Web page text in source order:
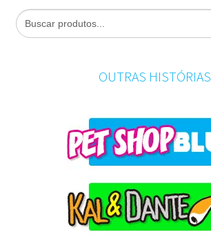
Search
for:
OUTRAS HISTÓRIAS